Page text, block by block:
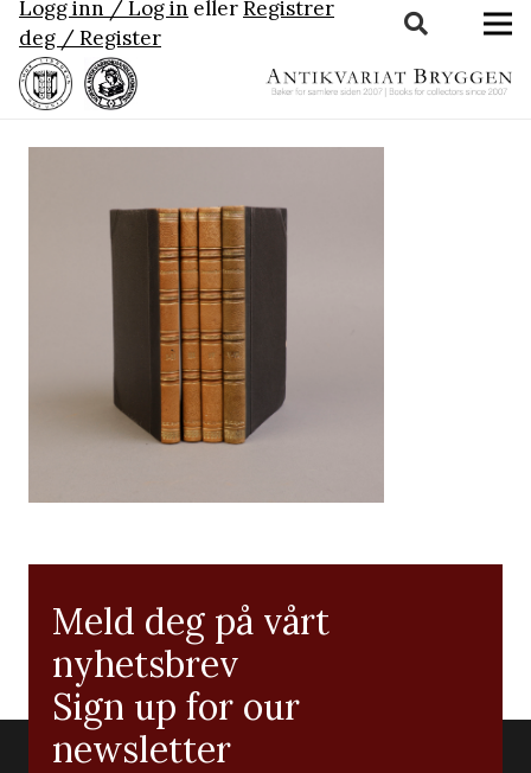
Logg inn / Log in ellerRegistrer
deg / Register
Meld deg på vårt
nyhetsbrev
Sign up for our
newsletter